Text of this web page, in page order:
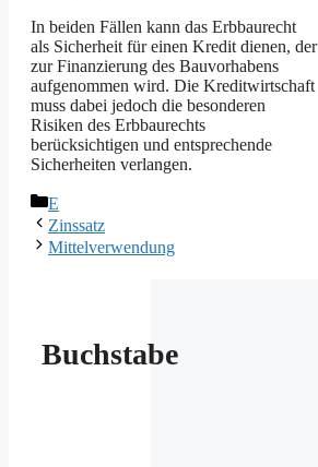
In beiden Fällen kann das Erbbaurecht
als Sicherheit für einen Kredit dienen, der
zur Finanzierung des Bauvorhabens
aufgenommen wird. Die Kreditwirtschaft
muss dabei jedoch die besonderen
Risiken des Erbbaurechts
berücksichtigen und entsprechende
Sicherheiten verlangen.
Kategorien
E
Zinssatz
Mittelverwendung
Buchstabe